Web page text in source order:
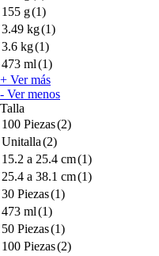
155 g(1)
3.49 kg(1)
3.6 kg(1)
473 ml(1)
+ Ver más
- Ver menos
Talla
100 Piezas(2)
Unitalla(2)
15.2 a 25.4 cm(1)
25.4 a 38.1 cm(1)
30 Piezas(1)
473 ml(1)
50 Piezas(1)
100 Piezas(2)